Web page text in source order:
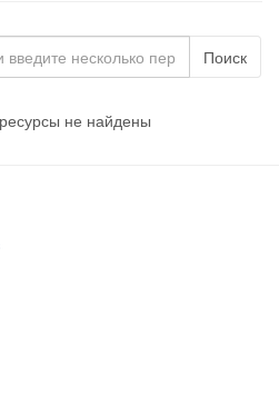
Поиск
не найдены